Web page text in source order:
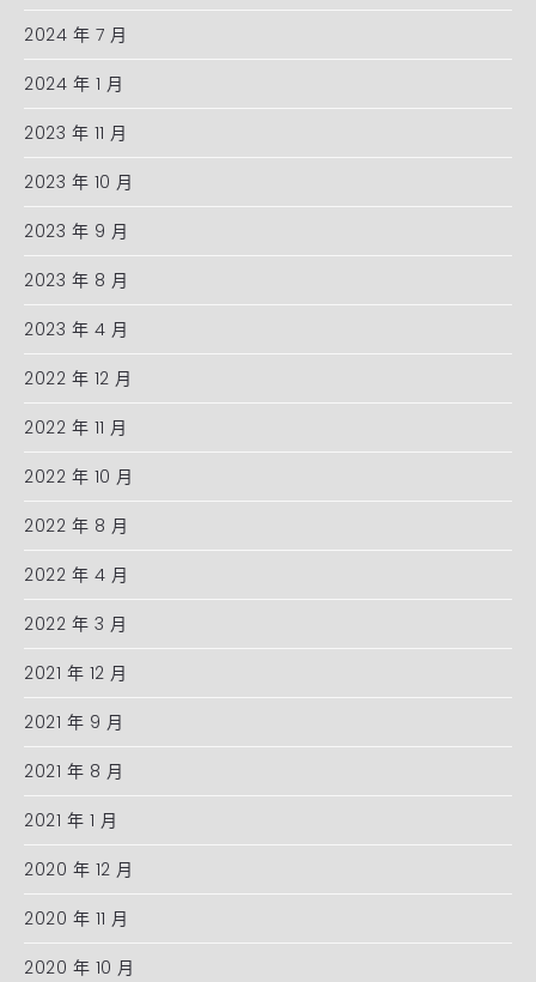
2024 年 7 月
2024 年 1 月
2023 年 11 月
2023 年 10 月
2023 年 9 月
2023 年 8 月
2023 年 4 月
2022 年 12 月
2022 年 11 月
2022 年 10 月
2022 年 8 月
2022 年 4 月
2022 年 3 月
2021 年 12 月
2021 年 9 月
2021 年 8 月
2021 年 1 月
2020 年 12 月
2020 年 11 月
2020 年 10 月